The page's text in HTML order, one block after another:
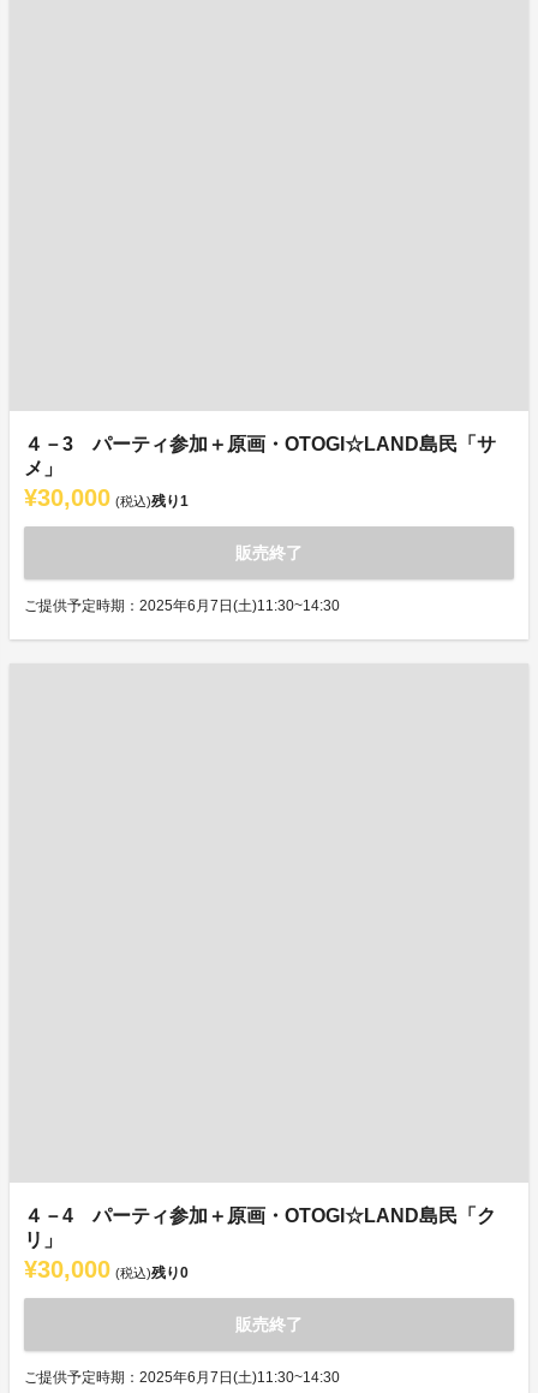
４－3 パーティ参加＋原画・OTOGI☆LAND島民「サ
メ」
¥30,000 (税込)残り1
販売終了
ご提供予定時期：2025年6月7日(土)11:30~14:30
４－4 パーティ参加＋原画・OTOGI☆LAND島民「ク
リ」
¥30,000 (税込)残り0
販売終了
ご提供予定時期：2025年6月7日(土)11:30~14:30